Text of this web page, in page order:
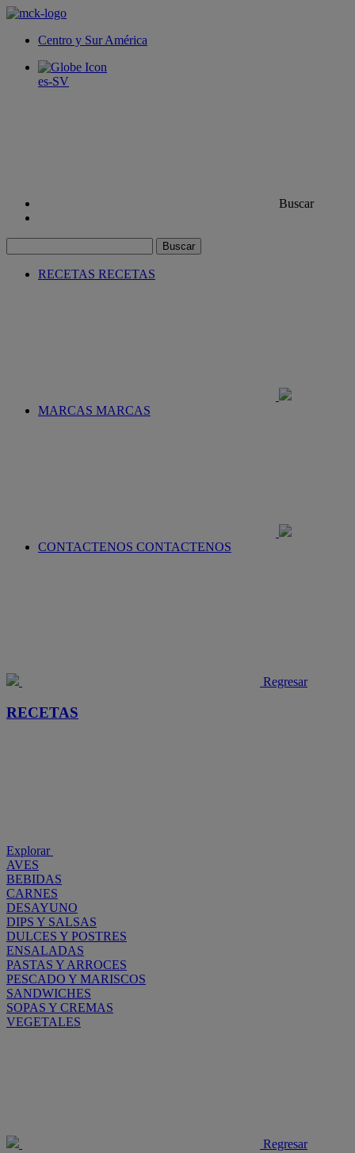
Centro y Sur América
es-SV
Buscar
Buscar
RECETAS RECETAS
MARCAS MARCAS
CONTACTENOS CONTACTENOS
Regresar
RECETAS
Explorar
AVES
BEBIDAS
CARNES
DESAYUNO
DIPS Y SALSAS
DULCES Y POSTRES
ENSALADAS
PASTAS Y ARROCES
PESCADO Y MARISCOS
SANDWICHES
SOPAS Y CREMAS
VEGETALES
Regresar